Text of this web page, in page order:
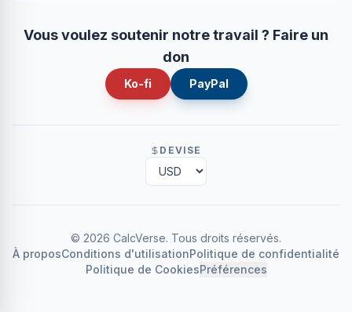
Vous voulez soutenir notre travail ? Faire un
don
Ko-fi PayPal
DEVISE
© 2026 CalcVerse. Tous droits réservés.
À proposConditions d'utilisationPolitique de confidentialité
Politique de CookiesPréférences